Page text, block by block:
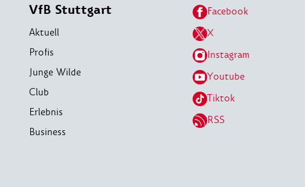
VfB Stuttgart
Aktuell
Profis
Junge Wilde
Club
Erlebnis
Business
Facebook
X
Instagram
Youtube
Tiktok
RSS